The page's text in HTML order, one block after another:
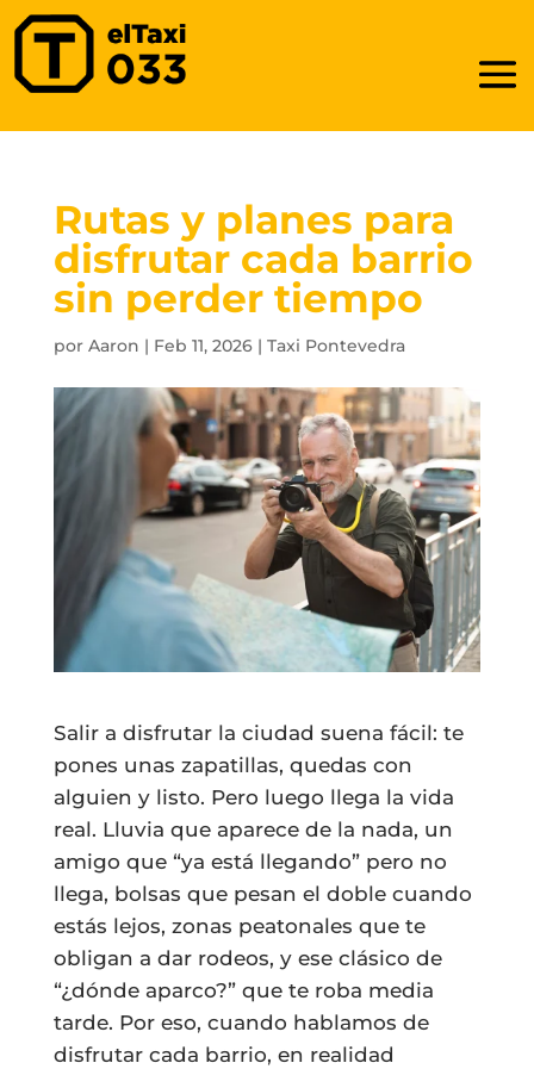
Rutas y planes para
disfrutar cada barrio
sin perder tiempo
por Aaron | Feb 11, 2026| Taxi Pontevedra
Salir a disfrutar la ciudad suena fácil: te
pones unas zapatillas, quedas con
alguien y listo. Pero luego llega la vida
real. Lluvia que aparece de la nada, un
amigo que “ya está llegando” pero no
llega, bolsas que pesan el doble cuando
estás lejos, zonas peatonales que te
obligan a dar rodeos, y ese clásico de
“¿dónde aparco?” que te roba media
tarde. Por eso, cuando hablamos de
disfrutar cada barrio, en realidad